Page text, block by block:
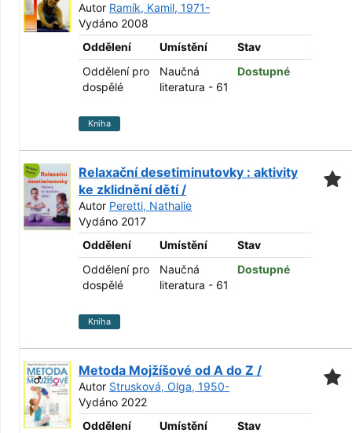
Autor Ramík, Kamil, 1971-
Vydáno 2008
Oddělení
Umístění
Stav
Oddělení pro
dospělé
Naučná
literatura - 61
Dostupné
Kniha
Relaxační desetiminutovky : aktivity
ke zklidnění dětí /
Autor Peretti, Nathalie
Vydáno 2017
Oddělení
Umístění
Stav
Oddělení pro
dospělé
Naučná
literatura - 61
Dostupné
Kniha
Metoda Mojžíšové od A do Z /
Autor Strusková, Olga, 1950-
Vydáno 2022
Oddělení
Umístění
Stav